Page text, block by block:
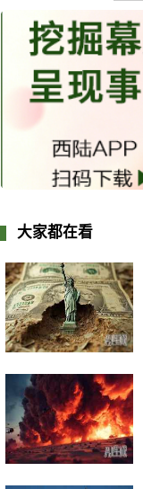
大家都在看